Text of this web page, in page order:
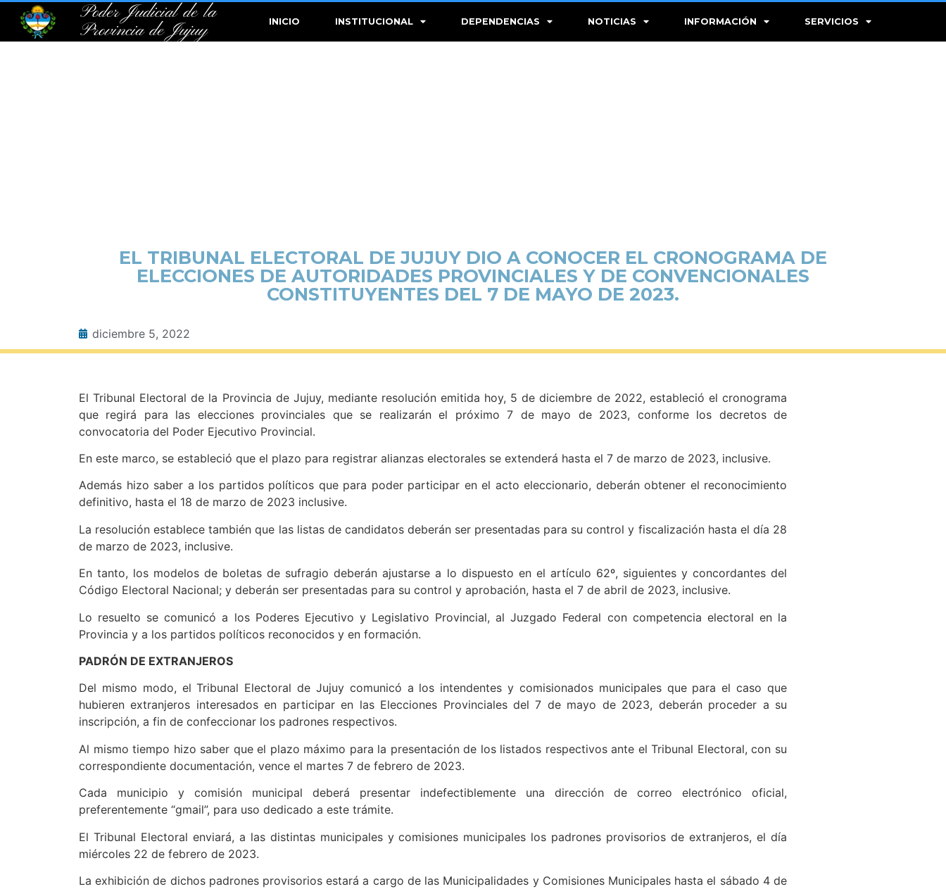
Poder Judicial de la
Provincia de Jujuy
INICIO INSTITUCIONAL DEPENDENCIAS NOTICIAS INFORMACIÓN SERVICIOS
EL TRIBUNAL ELECTORAL DE JUJUY DIO A CONOCER EL CRONOGRAMA DE
ELECCIONES DE AUTORIDADES PROVINCIALES Y DE CONVENCIONALES
CONSTITUYENTES DEL 7 DE MAYO DE 2023.
diciembre 5, 2022
El Tribunal Electoral de la Provincia de Jujuy, mediante resolución emitida hoy, 5 de diciembre de 2022, estableció el cronograma
que regirá para las elecciones provinciales que se realizarán el próximo 7 de mayo de 2023, conforme los decretos de
convocatoria del Poder Ejecutivo Provincial.
En este marco, se estableció que el plazo para registrar alianzas electorales se extenderá hasta el 7 de marzo de 2023, inclusive.
Además hizo saber a los partidos políticos que para poder participar en el acto eleccionario, deberán obtener el reconocimiento
definitivo, hasta el 18 de marzo de 2023 inclusive.
La resolución establece también que las listas de candidatos deberán ser presentadas para su control y fiscalización hasta el día 28
de marzo de 2023, inclusive.
En tanto, los modelos de boletas de sufragio deberán ajustarse a lo dispuesto en el artículo 62º, siguientes y concordantes del
Código Electoral Nacional; y deberán ser presentadas para su control y aprobación, hasta el 7 de abril de 2023, inclusive.
Lo resuelto se comunicó a los Poderes Ejecutivo y Legislativo Provincial, al Juzgado Federal con competencia electoral en la
Provincia y a los partidos políticos reconocidos y en formación.
PADRÓN DE EXTRANJEROS
Del mismo modo, el Tribunal Electoral de Jujuy comunicó a los intendentes y comisionados municipales que para el caso que
hubieren extranjeros interesados en participar en las Elecciones Provinciales del 7 de mayo de 2023, deberán proceder a su
inscripción, a fin de confeccionar los padrones respectivos.
Al mismo tiempo hizo saber que el plazo máximo para la presentación de los listados respectivos ante el Tribunal Electoral, con su
correspondiente documentación, vence el martes 7 de febrero de 2023.
Cada municipio y comisión municipal deberá presentar indefectiblemente una dirección de correo electrónico oficial,
preferentemente “gmail”, para uso dedicado a este trámite.
El Tribunal Electoral enviará, a las distintas municipales y comisiones municipales los padrones provisorios de extranjeros, el día
miércoles 22 de febrero de 2023.
La exhibición de dichos padrones provisorios estará a cargo de las Municipalidades y Comisiones Municipales hasta el sábado 4 de